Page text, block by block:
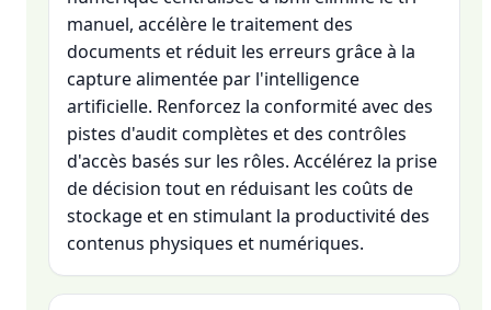
manuel, accélère le traitement des
documents et réduit les erreurs grâce à la
capture alimentée par l'intelligence
artificielle. Renforcez la conformité avec des
pistes d'audit complètes et des contrôles
d'accès basés sur les rôles. Accélérez la prise
de décision tout en réduisant les coûts de
stockage et en stimulant la productivité des
contenus physiques et numériques.